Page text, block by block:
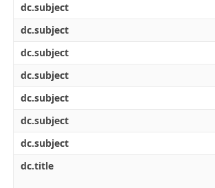
dc.subject
dc.subject
dc.subject
dc.subject
dc.subject
dc.subject
dc.subject
dc.title